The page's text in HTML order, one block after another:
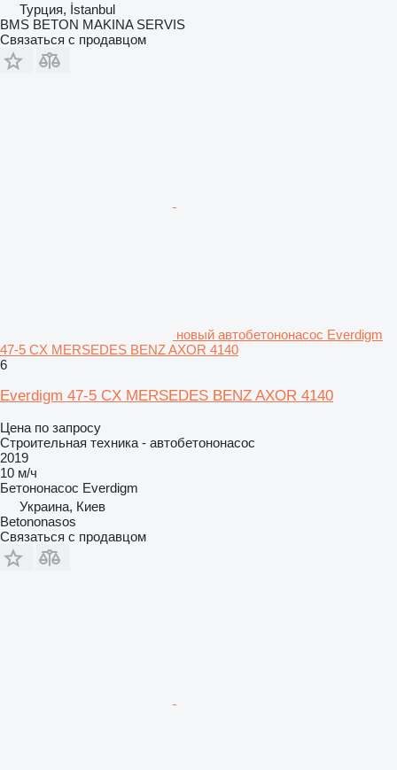
Турция, İstanbul
BMS BETON MAKINA SERVIS
Связаться с продавцом
новый автобетононасос Everdigm
47-5 CX MERSEDES BENZ AXOR 4140
6
Everdigm 47-5 CX MERSEDES BENZ AXOR 4140
Цена по запросу
Строительная техника - автобетононасос
2019
10 м/ч
Бетононасос Everdigm
Украина, Киев
Betononasos
Связаться с продавцом